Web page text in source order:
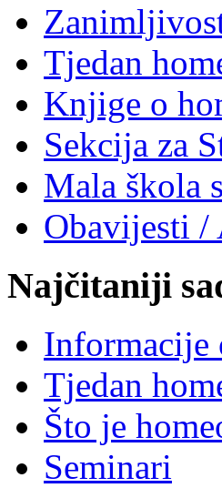
Tjedan
Knjige o
Sekcija za
Mala škola
Obavijesti /
Najčitaniji
Informacije
Tjedan
Što je
Seminari